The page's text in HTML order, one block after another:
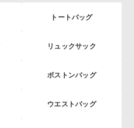
トートバッグ
リュックサック
ボストンバッグ
ウエストバッグ